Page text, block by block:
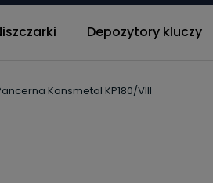
Depozytory kluczy
Konsmetal KP180/VIII